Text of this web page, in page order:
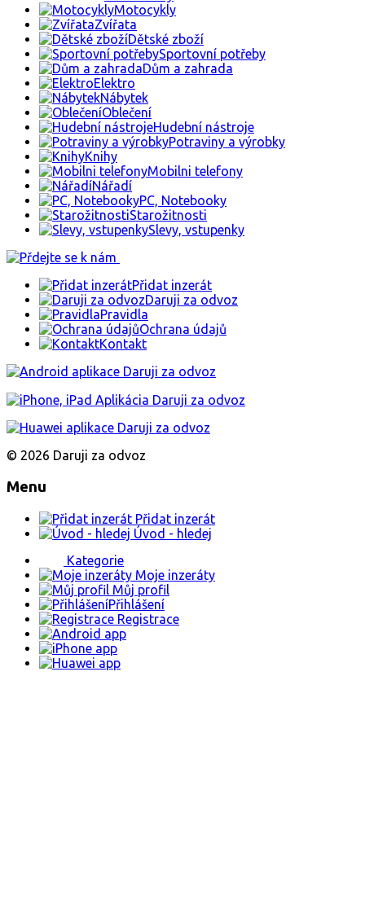
Motocykly
Zvířata
Dětské zboží
Sportovní potřeby
Dům a zahrada
Elektro
Nábytek
Oblečení
Hudební nástroje
Potraviny a výrobky
Knihy
Mobilni telefony
Nářadí
PC, Notebooky
Starožitnosti
Slevy, vstupenky
Přidat inzerát
Daruji za odvoz
Pravidla
Ochrana údajů
Kontakt
© 2026 Daruji za odvoz
Menu
Přidat inzerát
Úvod - hledej
Kategorie
Moje inzeráty
Můj profil
Přihlášení
Registrace